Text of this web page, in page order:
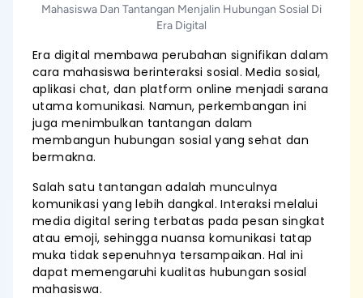
Mahasiswa Dan Tantangan Menjalin Hubungan Sosial Di
Era Digital
Era digital membawa perubahan signifikan dalam
cara mahasiswa berinteraksi sosial. Media sosial,
aplikasi chat, dan platform online menjadi sarana
utama komunikasi. Namun, perkembangan ini
juga menimbulkan tantangan dalam
membangun hubungan sosial yang sehat dan
bermakna.
Salah satu tantangan adalah munculnya
komunikasi yang lebih dangkal. Interaksi melalui
media digital sering terbatas pada pesan singkat
atau emoji, sehingga nuansa komunikasi tatap
muka tidak sepenuhnya tersampaikan. Hal ini
dapat memengaruhi kualitas hubungan sosial
mahasiswa.